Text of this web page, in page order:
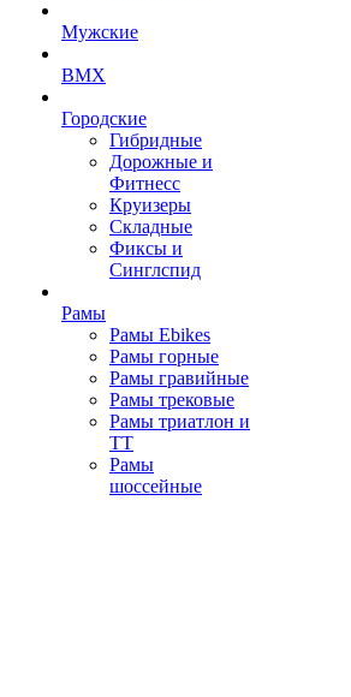
Мужские
BMX
Городские
Гибридные
Дорожные и
Фитнесс
Круизеры
Складные
Фиксы и
Синглспид
Рамы
Рамы Ebikes
Рамы горные
Рамы гравийные
Рамы трековые
Рамы триатлон и
ТТ
Рамы
шоссейные